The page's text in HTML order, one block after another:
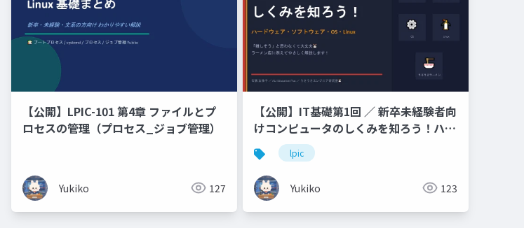
【公開】LPIC-101 第4章 ファイルとプ
ロセスの管理（プロセス_ジョブ管理）
Yukiko 127
【公開】IT基礎第1回 ／ 新卒未経験者向
けコンピュータのしくみを知ろう！ハー
ドウェア・ソフトウェア・OS・
Linux「難しそう」と思わなくて大丈夫
🐰 ラーメン店に例えてやさしく解説し
ます！
lpic
Yukiko 123